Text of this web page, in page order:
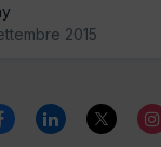
2015